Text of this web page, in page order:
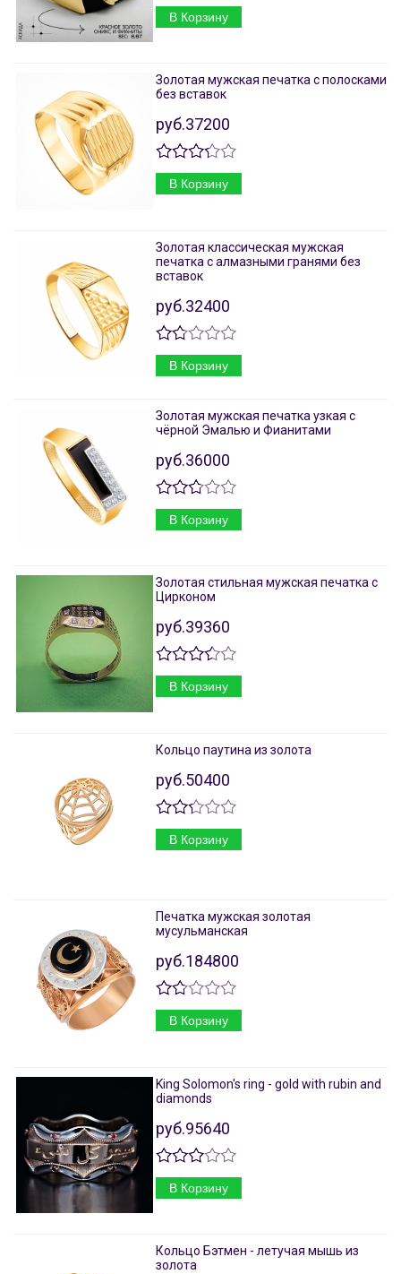
В Корзину
Золотая мужская печатка с полосками
без вставок
руб.37200
В Корзину
Золотая классическая мужская
печатка с алмазными гранями без
вставок
руб.32400
В Корзину
Золотая мужская печатка узкая с
чёрной Эмалью и Фианитами
руб.36000
В Корзину
Золотая стильная мужская печатка с
Цирконом
руб.39360
В Корзину
Кольцо паутина из золота
руб.50400
В Корзину
Печатка мужская золотая
мусульманская
руб.184800
В Корзину
King Solomon's ring - gold with rubin and
diamonds
руб.95640
В Корзину
Кольцо Бэтмен - летучая мышь из
золота